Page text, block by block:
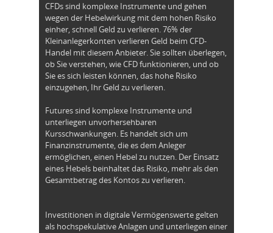
CFDs sind komplexe Instrumente und gehen
wegen der Hebelwirkung mit dem hohen Risiko
einher, schnell Geld zu verlieren. 76% der
Kleinanlegerkonten verlieren Geld beim CFD-
Handel mit diesem Anbieter. Sie sollten überlegen,
ob Sie verstehen, wie CFD funktionieren, und ob
Sie es sich leisten können, das hohe Risiko
einzugehen, Ihr Geld zu verlieren.
Futures sind komplexe Instrumente und
unterliegen unvorhersehbaren
Kursschwankungen. Es handelt sich um
Finanzinstrumente, die es dem Anleger
ermöglichen, einen Hebel zu nutzen. Der Einsatz
eines Hebels beinhaltet das Risiko, mehr als den
Gesamtbetrag des Kontos zu verlieren.
Investitionen in digitale Vermögenswerte gelten
als hochspekulative Anlagen und unterliegen einer